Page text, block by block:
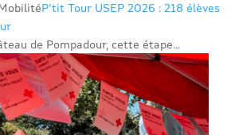
P’tit Tour USEP 2026 : 218 élèves
de Pompadour, cette étape...